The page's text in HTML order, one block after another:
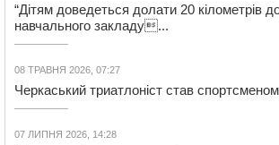
“Дітям доведеться долати 20 кілометрів
навчального закладу...
08 ТРАВНЯ 2026, 07:27
Черкаський триатлоніст став
07 ЛИПНЯ 2026, 14:28